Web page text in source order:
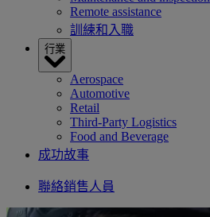
Remote assistance
訓練和入職
行業
Aerospace
Automotive
Retail
Third-Party Logistics
Food and Beverage
成功故事
聯絡銷售人員